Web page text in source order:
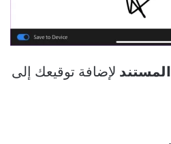
المستند لإضافة توقيعك إلى